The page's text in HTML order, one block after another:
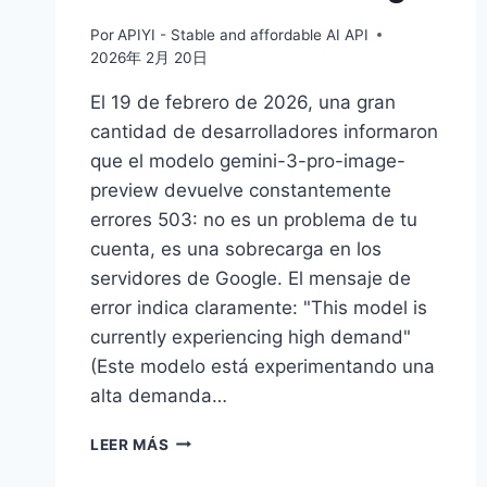
PorAPIYI - Stable and affordable AI API
2026年 2月 20日
El 19 de febrero de 2026, una gran
cantidad de desarrolladores informaron
que el modelo gemini-3-pro-image-
preview devuelve constantemente
errores 503: no es un problema de tu
cuenta, es una sobrecarga en los
servidores de Google. El mensaje de
error indica claramente: "This model is
currently experiencing high demand"
(Este modelo está experimentando una
alta demanda…
LEER MÁS GUÍA